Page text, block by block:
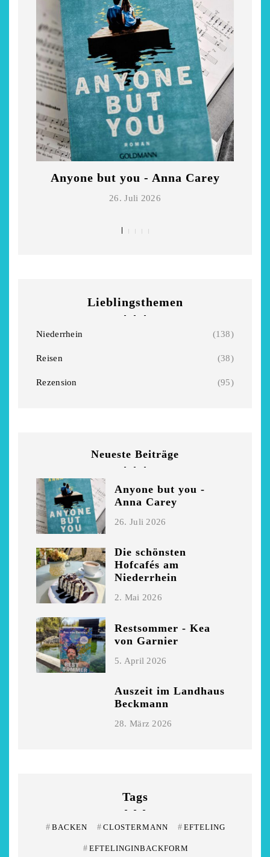
Anyone but you - Anna Carey
26. Juli 2026
Lieblingsthemen
Niederrhein (138)
Reisen (38)
Rezension (95)
Neueste Beiträge
Anyone but you -
Anna Carey
26. Juli 2026
Die schönsten
Hofcafés am
Niederrhein
2. Mai 2026
Restsommer - Kea
von Garnier
5. April 2026
Auszeit im Landhaus
Beckmann
28. März 2026
Tags
# BACKEN # CLOSTERMANN # EFTELING
# EFTELINGINBACKFORM